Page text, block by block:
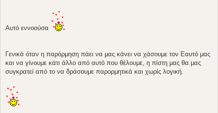
Αυτό εννοούσα
Γενικά όταν η παρόρμηση πάει να μας κάνει να χάσουμε τον Εαυτό μας
και να γίνουμε κάτι άλλο από αυτό που θέλουμε, η πίστη μας θα μας
συγκρατεί από το να δράσουμε παρορμητικά και χωρίς λογική.